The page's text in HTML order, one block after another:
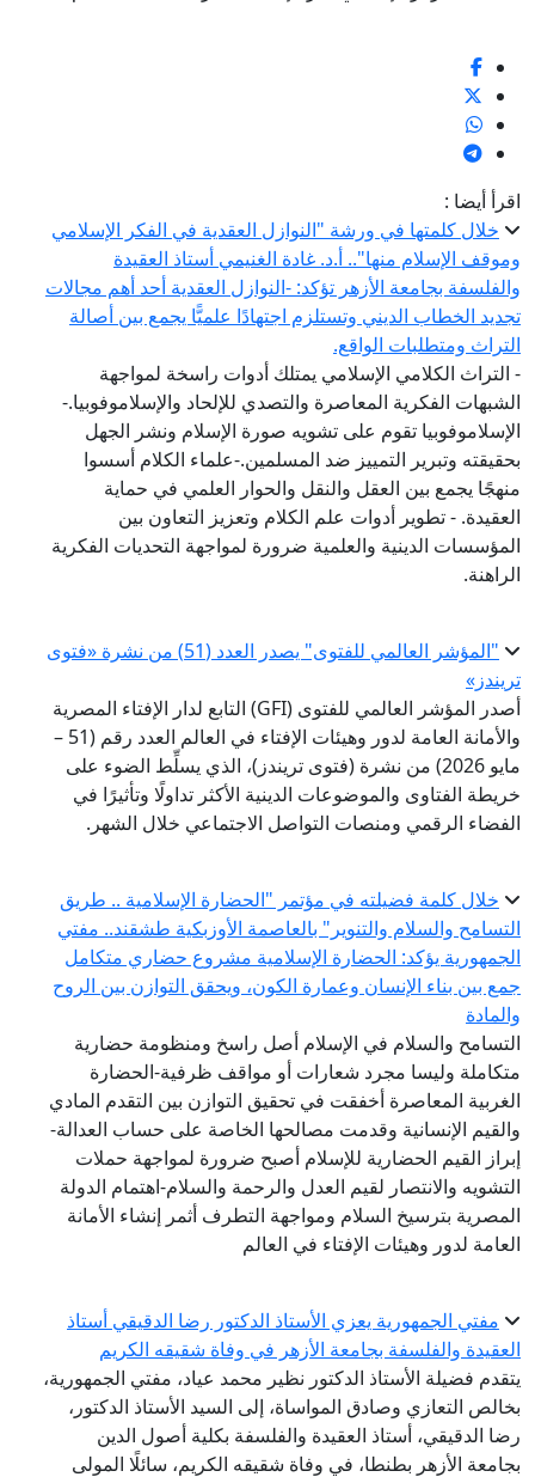
اقرأ أيضا :
خلال كلمتها في ورشة "النوازل العقدية في الفكر الإسلامي
وموقف الإسلام منها".. أ.د. غادة الغنيمي أستاذ العقيدة
والفلسفة بجامعة الأزهر تؤكد: -النوازل العقدية أحد أهم مجالات
تجديد الخطاب الديني وتستلزم اجتهادًا علميًّا يجمع بين أصالة
التراث ومتطلبات الواقع.
- التراث الكلامي الإسلامي يمتلك أدوات راسخة لمواجهة
الشبهات الفكرية المعاصرة والتصدي للإلحاد والإسلاموفوبيا.-
الإسلاموفوبيا تقوم على تشويه صورة الإسلام ونشر الجهل
بحقيقته وتبرير التمييز ضد المسلمين.-علماء الكلام أسسوا
منهجًا يجمع بين العقل والنقل والحوار العلمي في حماية
العقيدة. - تطوير أدوات علم الكلام وتعزيز التعاون بين
المؤسسات الدينية والعلمية ضرورة لمواجهة التحديات الفكرية
الراهنة.
"المؤشر العالمي للفتوى" يصدر العدد (51) من نشرة «فتوى
تريندز»
أصدر المؤشر العالمي للفتوى (GFI) التابع لدار الإفتاء المصرية
والأمانة العامة لدور وهيئات الإفتاء في العالم العدد رقم (51 –
مايو 2026) من نشرة (فتوى تريندز)، الذي يسلِّط الضوء على
خريطة الفتاوى والموضوعات الدينية الأكثر تداولًا وتأثيرًا في
الفضاء الرقمي ومنصات التواصل الاجتماعي خلال الشهر.
خلال كلمة فضيلته في مؤتمر "الحضارة الإسلامية .. طريق
التسامح والسلام والتنوير" بالعاصمة الأوزبكية طشقند.. مفتي
الجمهورية يؤكد: الحضارة الإسلامية مشروع حضاري متكامل
جمع بين بناء الإنسان وعمارة الكون، ويحقق التوازن بين الروح
والمادة
التسامح والسلام في الإسلام أصل راسخ ومنظومة حضارية
متكاملة وليسا مجرد شعارات أو مواقف ظرفية-الحضارة
الغربية المعاصرة أخفقت في تحقيق التوازن بين التقدم المادي
والقيم الإنسانية وقدمت مصالحها الخاصة على حساب العدالة-
إبراز القيم الحضارية للإسلام أصبح ضرورة لمواجهة حملات
التشويه والانتصار لقيم العدل والرحمة والسلام-اهتمام الدولة
المصرية بترسيخ السلام ومواجهة التطرف أثمر إنشاء الأمانة
العامة لدور وهيئات الإفتاء في العالم
مفتي الجمهورية يعزي الأستاذ الدكتور رضا الدقيقي أستاذ
العقيدة والفلسفة بجامعة الأزهر في وفاة شقيقه الكريم
يتقدم فضيلة الأستاذ الدكتور نظير محمد عياد، مفتي الجمهورية،
بخالص التعازي وصادق المواساة، إلى السيد الأستاذ الدكتور،
رضا الدقيقي، أستاذ العقيدة والفلسفة بكلية أصول الدين
بجامعة الأزهر بطنطا، في وفاة شقيقه الكريم، سائلًا المولى